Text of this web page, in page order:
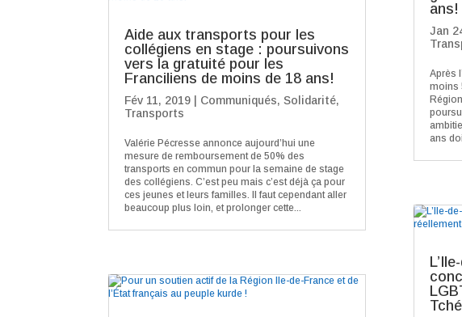
Aide aux transports pour les
collégiens en stage : poursuivons
vers la gratuité pour les
Franciliens de moins de 18 ans!
Fév 11, 2019 | Communiqués,Solidarité,
Transports
Valérie Pécresse annonce aujourd’hui une
mesure de remboursement de 50% des
transports en commun pour la semaine de stage
des collégiens. C’est peu mais c’est déjà ça pour
ces jeunes et leurs familles. Il faut cependant aller
beaucoup plus loin, et prolonger cette...
ans!
Jan
Après
moins
ans